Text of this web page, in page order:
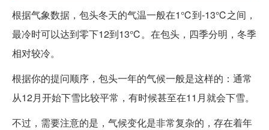
根据气象数据，包头冬天的气温一般在1℃到-13℃之间，
最冷时可以达到零下12到13℃。在包头，四季分明，冬季
相对较冷。
根据你的提问顺序，包头一年的气候一般是这样的：通常
从12月开始下雪比较平常，有时候甚至在11月就会下雪。
不过，需要注意的是，气候变化是非常复杂的，存在着年